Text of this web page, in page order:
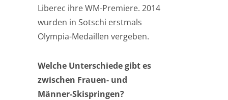
Liberec ihre WM-Premiere. 2014
wurden in Sotschi erstmals
Olympia-Medaillen vergeben.
Welche Unterschiede gibt es
zwischen Frauen- und
Männer-Skispringen?